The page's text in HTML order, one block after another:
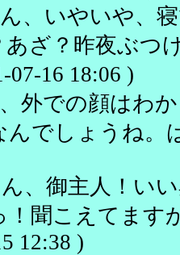
、いやいや、
あざ？昨夜ぶつ
07-16 18:06 )
外での顔はわ
んでしょうね。
、御主人！い
！聞こえてます
12:38 )